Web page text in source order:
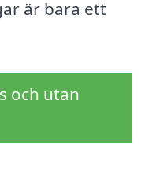
är bara ett
och utan